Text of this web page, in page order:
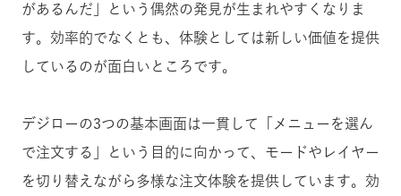
があるんだ」という偶然の発見が生まれやすくなりま
す。効率的でなくとも、体験としては新しい価値を提供
しているのが面白いところです。
デジローの3つの基本画面は一貫して「メニューを選ん
で注文する」という目的に向かって、モードやレイヤー
を切り替えながら多様な注文体験を提供しています。効